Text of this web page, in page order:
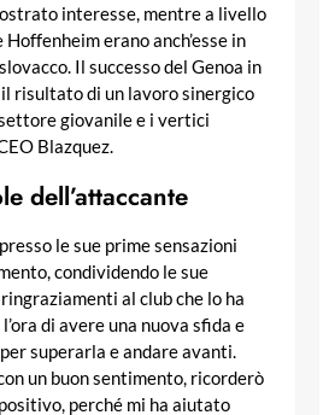
interesse, mentre a livello
erano anch’esse in
Il successo del Genoa in
risultato di un lavoro sinergico
giovanile e i vertici
Blazquez.
dell’attaccante
le sue prime sensazioni
condividendo le sue
al club che lo ha
di avere una nuova sfida e
superarla e andare avanti.
un buon sentimento, ricorderò
perché mi ha aiutato